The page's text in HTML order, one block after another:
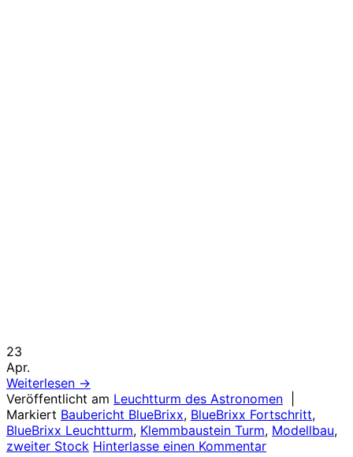
23
Apr.
Weiterlesen →
Veröffentlicht am Leuchtturm des Astronomen
Markiert Baubericht BlueBrixx, BlueBrixx Fortschritt,
BlueBrixx Leuchtturm, Klemmbaustein Turm, Modellbau,
zweiter Stock Hinterlasse einen Kommentar